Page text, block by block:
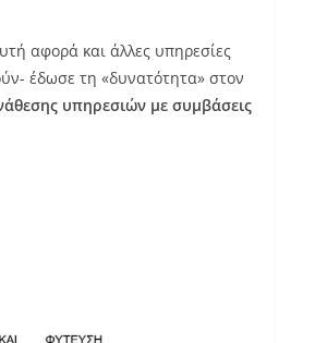
αφορά και άλλες υπηρεσίες
έδωσε τη «δυνατότητα» στον
υπηρεσιών με συμβάσεις